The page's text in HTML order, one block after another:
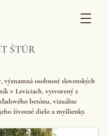
ŠTÚR
, významná osobnosť slovenských
v Leviciach, vytvorený z
betónu, vizuálne
životné dielo a myšlienky.